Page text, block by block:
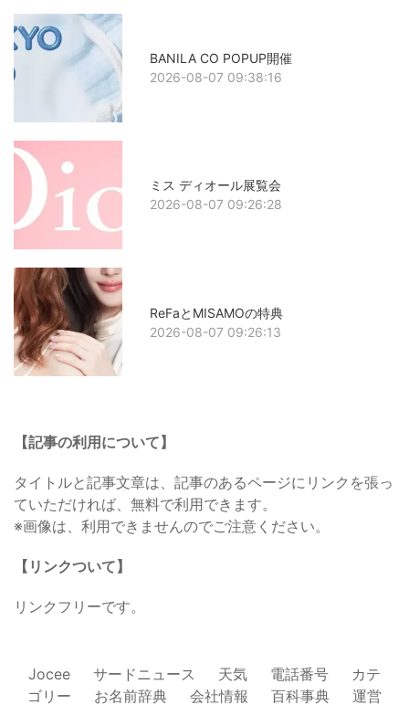
BANILA CO POPUP開催
2026-08-07 09:38:16
ミス ディオール展覧会
2026-08-07 09:26:28
ReFaとMISAMOの特典
2026-08-07 09:26:13
【記事の利用について】
タイトルと記事文章は、記事のあるページにリンクを張っ
ていただければ、無料で利用できます。
※画像は、利用できませんのでご注意ください。
【リンクついて】
リンクフリーです。
Jocee サードニュース 天気 電話番号
カテ
ゴリー
お名前辞典 会社情報 百科事典 運営